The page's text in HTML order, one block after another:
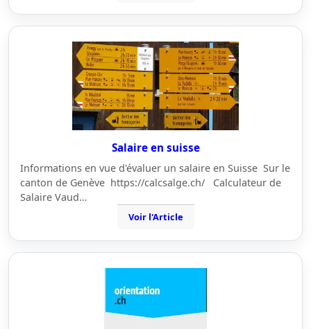
Salaire en suisse
Informations en vue d'évaluer un salaire en Suisse Sur le
canton de Genève https://calcsalge.ch/ Calculateur de
Salaire Vaud…
Voir l'Article